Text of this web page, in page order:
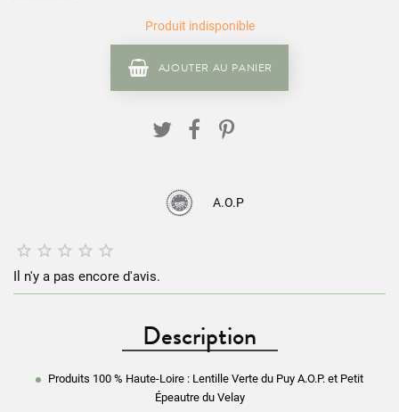
Produit indisponible
AJOUTER AU PANIER
A.O.P
    
Il n'y a pas encore d'avis.
Description
Produits 100 % Haute-Loire : Lentille Verte du Puy A.O.P. et Petit
Épeautre du Velay